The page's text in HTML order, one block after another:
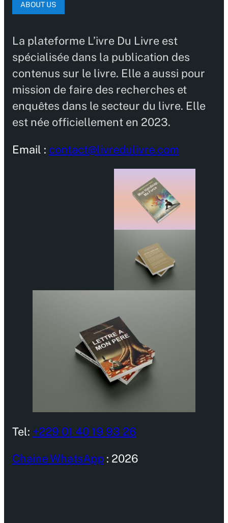
ABOUT US
La plateforme L’ivre Du Livre est
spécialisée dans la publication des
contenus sur le livre. Elle a aussi pour
mission de faire des recherches et
enquêtes dans le secteur du livre. Elle
est née officiellement en 2023.
Email : contact@livredulivre.com
Tel: +229 01 40 19 93 26
Chaine WhatsApp : 2026